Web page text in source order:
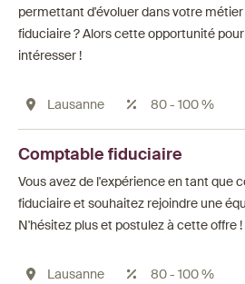
permettant d'évoluer dans votre
fiduciaire ? Alors cette opportunité
intéresser !
Lausanne 80 - 100 %
Comptable fiduciaire
Vous avez de l'expérience en tant que
fiduciaire et souhaitez rejoindre une
N'hésitez plus et postulez à cette offre !
Lausanne 80 - 100 %